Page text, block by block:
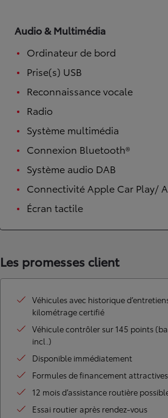
Audio & Multimédia
Ordinateur de bord
Prise(s) USB
Reconnaissance vocale
Radio
Système multimédia
Connexion Bluetooth®
Système audio DAB
Connectivité Apple Car Play/
Écran tactile
Les promesses client
Véhicules avec historique
kilométrage certifié
Véhicule contrôler sur 145 points
incl.)
Disponible immédiatement
Formules de financement attractives
12 mois d’assistance routière
Essai routier après rendez-vous